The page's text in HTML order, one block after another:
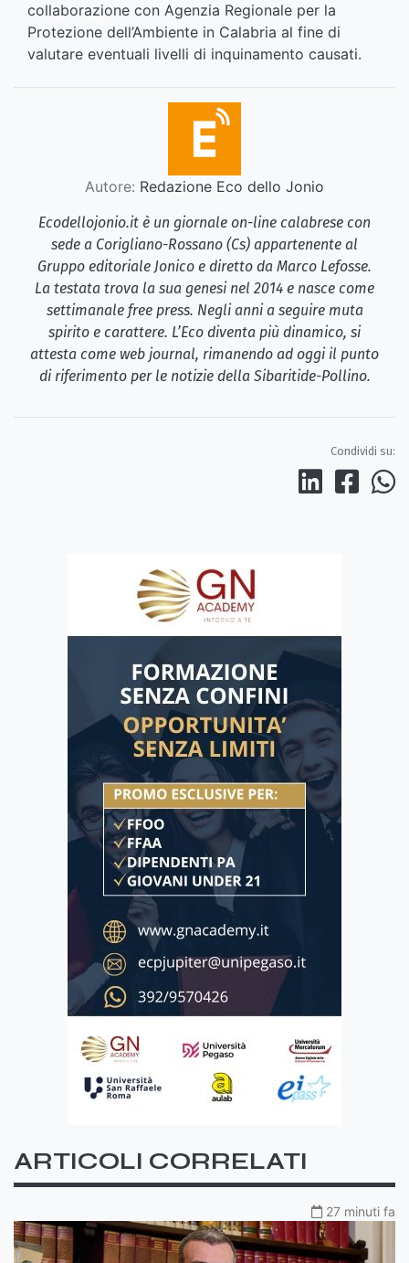
collaborazione con Agenzia Regionale per la
Protezione dell’Ambiente in Calabria al fine di
valutare eventuali livelli di inquinamento causati.
Autore: Redazione Eco dello Jonio
Ecodellojonio.it è un giornale on-line calabrese con
sede a Corigliano-Rossano (Cs) appartenente al
Gruppo editoriale Jonico e diretto da Marco Lefosse.
La testata trova la sua genesi nel 2014 e nasce come
settimanale free press. Negli anni a seguire muta
spirito e carattere. L’Eco diventa più dinamico, si
attesta come web journal, rimanendo ad oggi il punto
di riferimento per le notizie della Sibaritide-Pollino.
Condividi su:
ARTICOLI CORRELATI
27 minuti fa